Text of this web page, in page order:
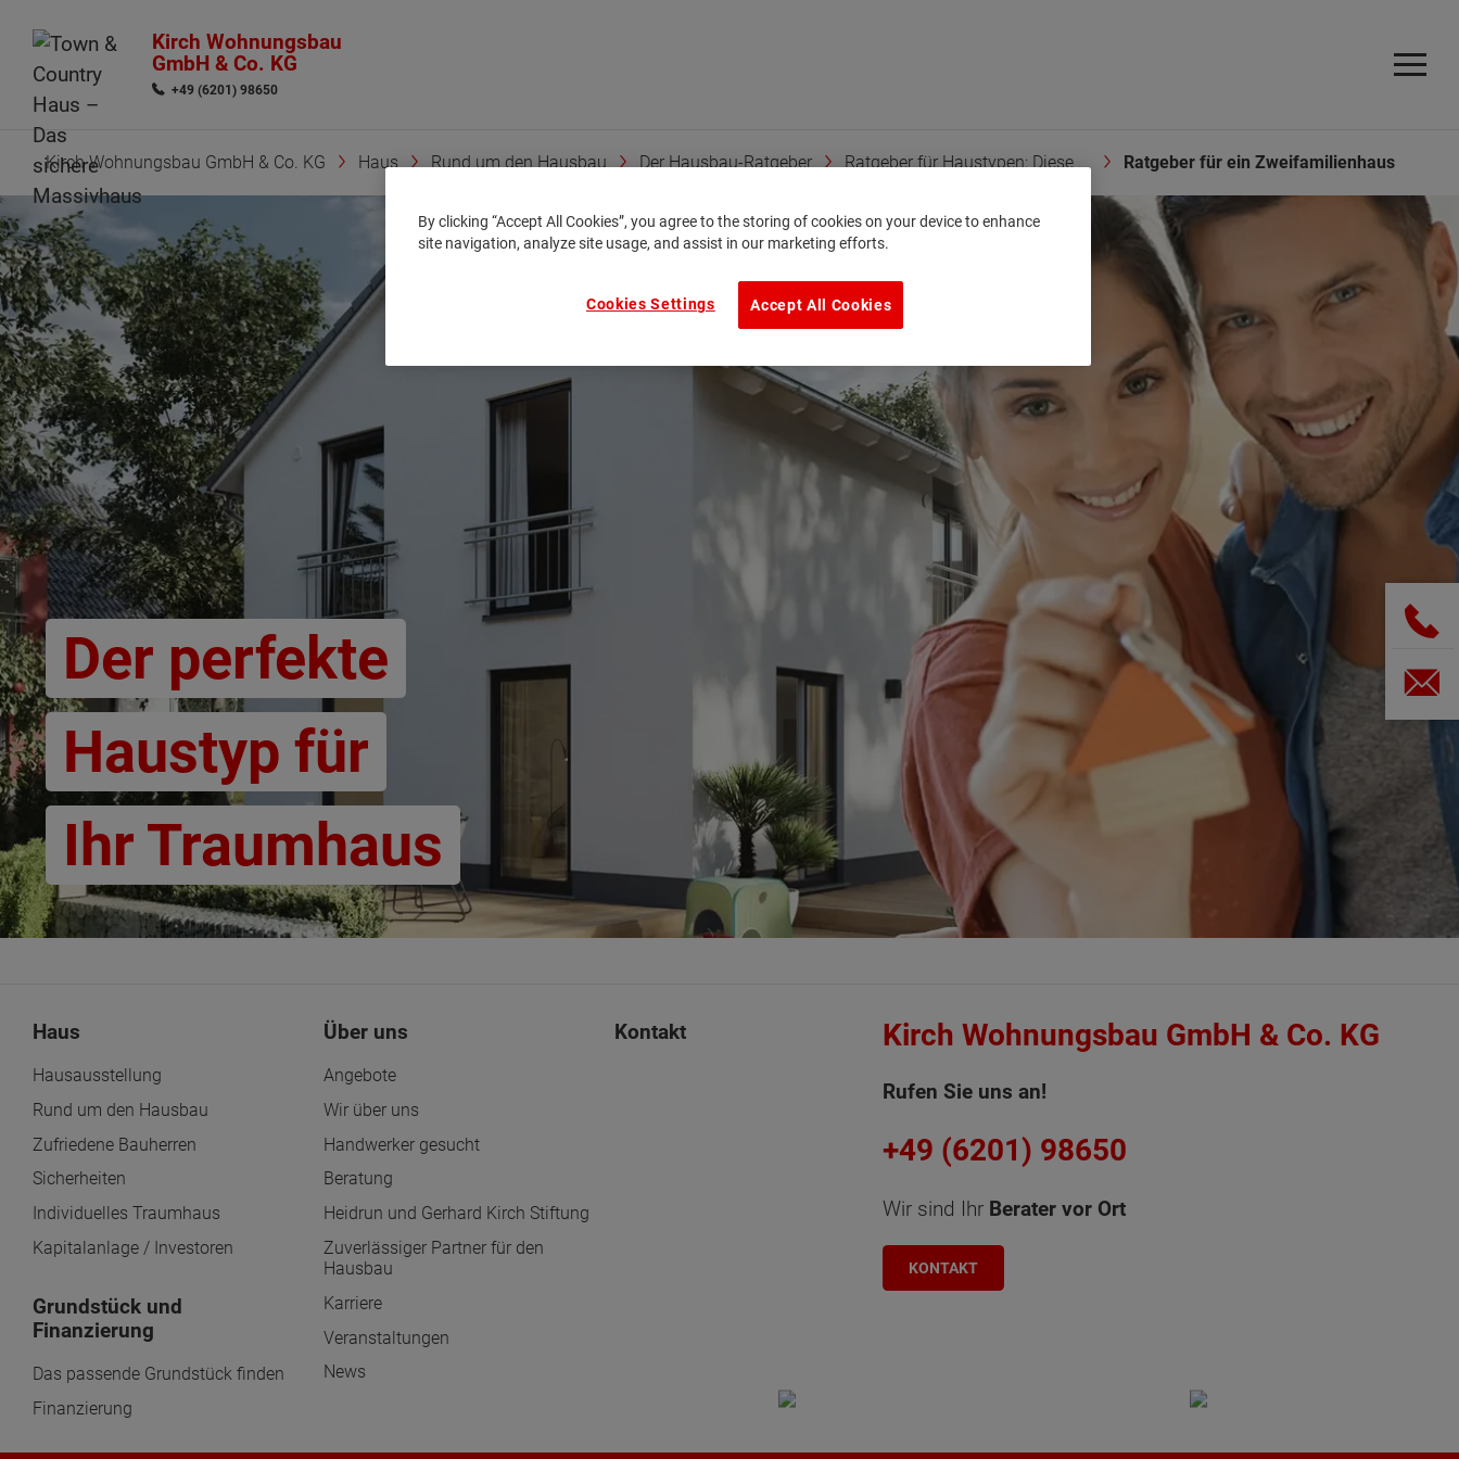
Kirch Wohnungsbau
GmbH & Co. KG
+49 (6201) 98650
Kirch Wohnungsbau GmbH & Co. KG Haus Rund um den Hausbau Der Hausbau-Ratgeber Ratgeber für Haustypen: Diese ... Ratgeber für ein Zweifamilienhaus
Der perfekte
Haustyp für
Ihr Traumhaus
Haus
Hausausstellung
Rund um den Hausbau
Zufriedene Bauherren
Sicherheiten
Individuelles Traumhaus
Kapitalanlage / Investoren
Grundstück und
Finanzierung
Das passende Grundstück finden
Finanzierung
Über uns
Angebote
Wir über uns
Handwerker gesucht
Beratung
Heidrun und Gerhard Kirch Stiftung
Zuverlässiger Partner für den
Hausbau
Karriere
Veranstaltungen
News
Kontakt Kirch Wohnungsbau GmbH & Co. KG
Rufen Sie uns an!
+49 (6201) 98650
Wir sind Ihr Berater vor Ort
KONTAKT
Wonach möchten Sie suchen?
By clicking “Accept All Cookies”, you agree to the storing of cookies on your device to enhance
site navigation, analyze site usage, and assist in our marketing efforts.
Accept All Cookies
Cookies Settings